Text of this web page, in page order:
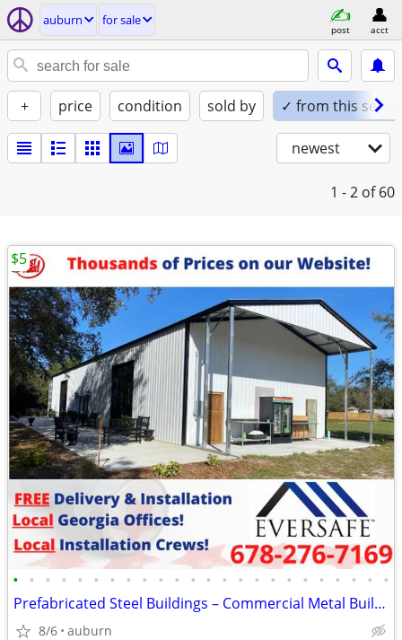
auburn for sale
post acct
+ price condition sold by ✓ from this seller
newest
1 - 2 of 60
• • • • • • • • • • • • • • • • • • • • • • • •
Prefabricated Steel Buildings – Commercial Metal Buildings
8/6 auburn
$5